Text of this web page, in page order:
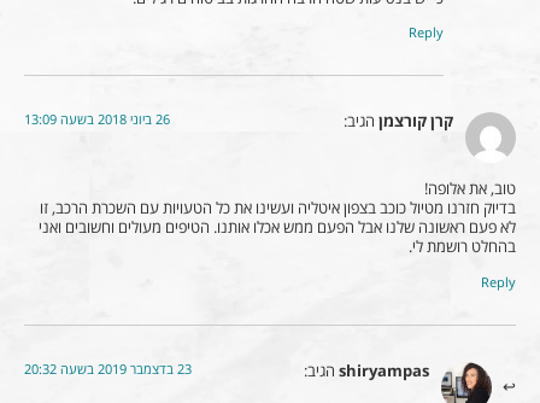
Reply
קרן קורצמן הגיב: 26 ביוני 2018 בשעה 13:09
טוב, את אלופה!
בדיוק חזרנו מטיול כוכב בצפון איטליה ועשינו את כל הטעויות עם השכרת הרכב, זו
לא פעם ראשונה שלנו אבל הפעם ממש אכלו אותנו. הטיפים מעולים וחשובים ואני
בהחלט רושמת לי.
Reply
shiryampas הגיב: 23 בדצמבר 2019 בשעה 20:32